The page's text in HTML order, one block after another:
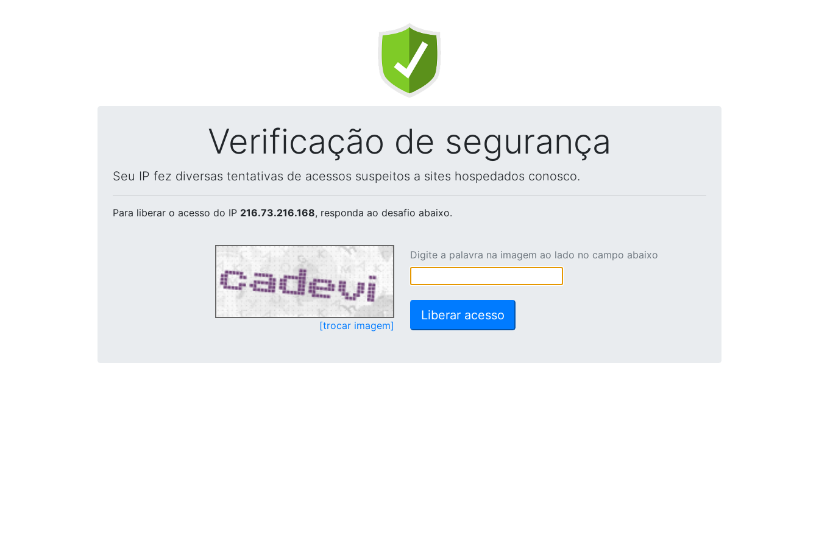
Verificação de segurança
Seu IP fez diversas tentativas de acessos suspeitos a sites hospedados conosco.
Para liberar o acesso do IP 216.73.216.168, responda ao desafio abaixo.
[trocar imagem]
Digite a palavra na imagem ao lado no campo abaixo